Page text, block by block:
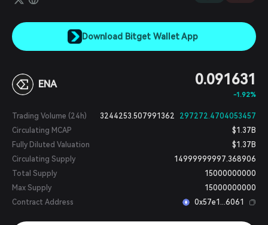
Download Bitget Wallet App
ENA 0.091631
-1.92%
Trading Volume (24h) 3244253.507991362
297272.4704053457
Circulating MCAP
$1.37B
Fully Diluted Valuation
$1.37B
Circulating Supply
14999999997.368906
Total Supply
15000000000
Max Supply
15000000000
Contract Address
0x57e1...6061